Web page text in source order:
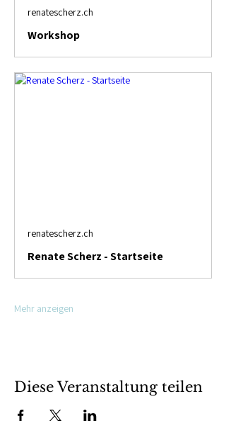
renatescherz.ch
Workshop
renatescherz.ch
Renate Scherz - Startseite
Mehr anzeigen
Diese Veranstaltung teilen